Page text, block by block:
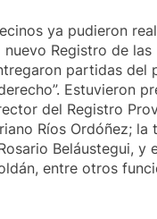
ya pudieron
Registro de las
partidas del
Estuvieron
del Registro
Ríos Ordóñez; la
Beláustegui, y
entre otros